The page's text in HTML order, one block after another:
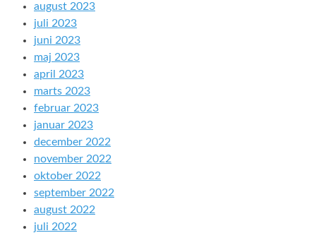
august 2023
juli 2023
juni 2023
maj 2023
april 2023
marts 2023
februar 2023
januar 2023
december 2022
november 2022
oktober 2022
september 2022
august 2022
juli 2022